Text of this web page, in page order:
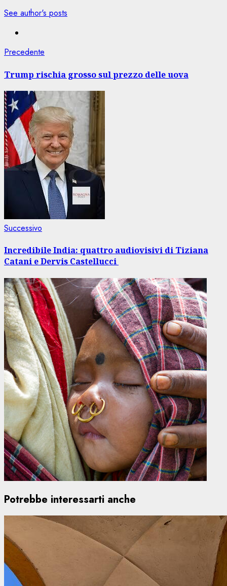
See author's posts
Navigazione
articolo
Precedente
Trump rischia grosso sul prezzo delle uova
Successivo
Incredibile India: quattro audiovisivi di Tiziana
Catani e Dervis Castellucci
Potrebbe interessarti anche